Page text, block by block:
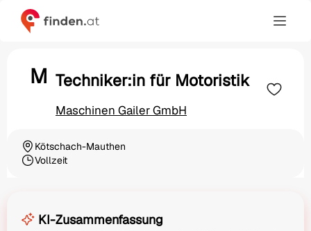
M Techniker:in für Motoristik
Maschinen Gailer GmbH
Ortschaft
Kötschach-Mauthen
Beschäftigungsart
Vollzeit
KI-Zusammenfassung